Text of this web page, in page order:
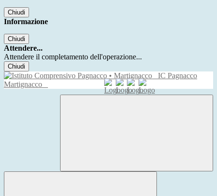
Chiudi
Informazione
Chiudi
Attendere...
Attendere il completamento dell'operazione...
Chiudi
IC Pagnacco
Martignacco